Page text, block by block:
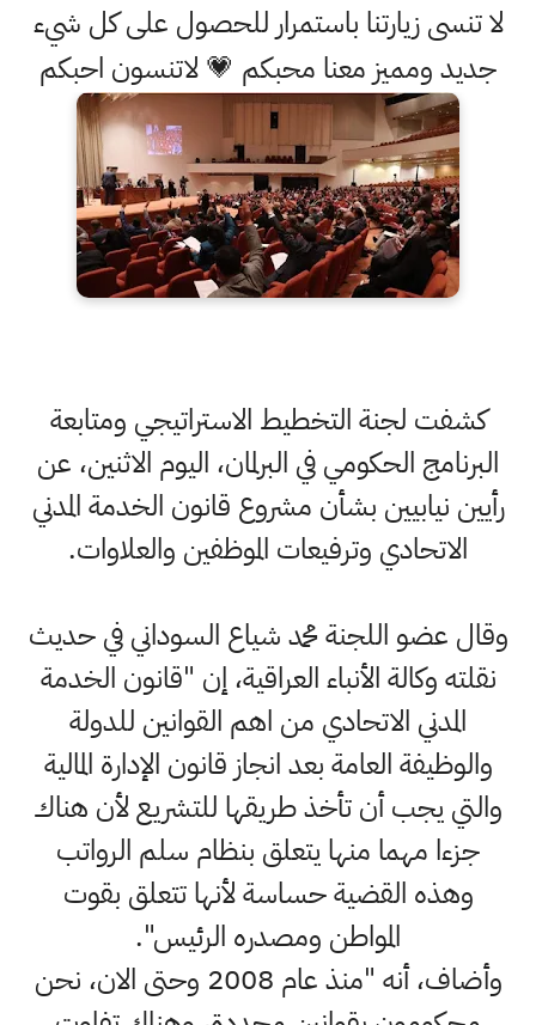
لا تنسى زيارتنا باستمرار للحصول على كل شيء
جديد ومميز معنا محبكم 💗 لاتنسون احبكم
كشفت لجنة التخطيط الاستراتيجي ومتابعة
البرنامج الحكومي في البرلمان، اليوم الاثنين، عن
رأيين نيابيين بشأن مشروع قانون الخدمة المدني
الاتحادي وترفيعات الموظفين والعلاوات.
وقال عضو اللجنة محمد شياع السوداني في حديث
نقلته وكالة الأنباء العراقية، إن "قانون الخدمة
المدني الاتحادي من اهم القوانين للدولة
والوظيفة العامة بعد انجاز قانون الإدارة المالية
والتي يجب أن تأخذ طريقها للتشريع لأن هناك
جزءا مهما منها يتعلق بنظام سلم الرواتب
وهذه القضية حساسة لأنها تتعلق بقوت
المواطن ومصدره الرئيس".
وأضاف، أنه "منذ عام 2008 وحتى الان، نحن